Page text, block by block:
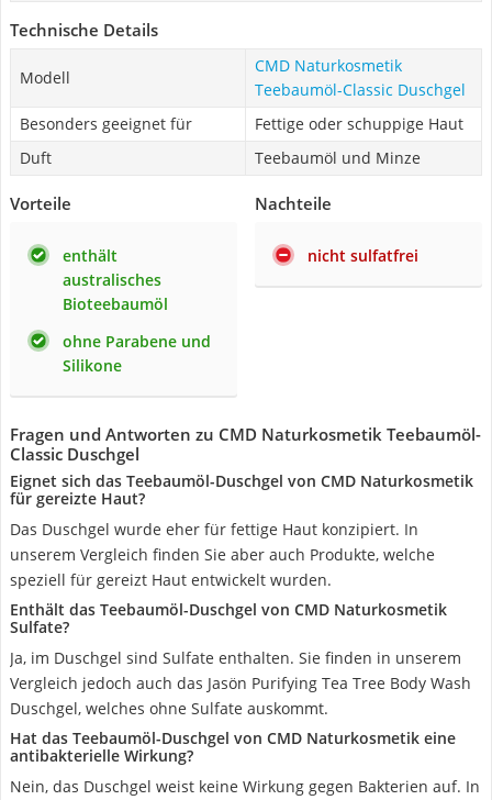
Technische Details
Modell
CMD Naturkosmetik
Teebaumöl-Classic Duschgel
Besonders geeignet für
Fettige oder schuppige Haut
Duft
Teebaumöl und Minze
Vorteile
enthält
australisches
Bioteebaumöl
ohne Parabene und
Silikone
Nachteile
nicht sulfatfrei
Fragen und Antworten zu CMD Naturkosmetik Teebaumöl-
Classic Duschgel
Eignet sich das Teebaumöl-Duschgel von CMD Naturkosmetik
für gereizte Haut?
Das Duschgel wurde eher für fettige Haut konzipiert. In
unserem Vergleich finden Sie aber auch Produkte, welche
speziell für gereizt Haut entwickelt wurden.
Enthält das Teebaumöl-Duschgel von CMD Naturkosmetik
Sulfate?
Ja, im Duschgel sind Sulfate enthalten. Sie finden in unserem
Vergleich jedoch auch das Jasön Purifying Tea Tree Body Wash
Duschgel, welches ohne Sulfate auskommt.
Hat das Teebaumöl-Duschgel von CMD Naturkosmetik eine
antibakterielle Wirkung?
Nein, das Duschgel weist keine Wirkung gegen Bakterien auf. In